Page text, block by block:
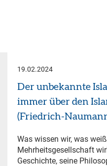
19.02.2024
Der unbekannte
immer über den
(Friedrich-
Was wissen wir, was
Mehrheitsgesellschaft
Geschichte, seine